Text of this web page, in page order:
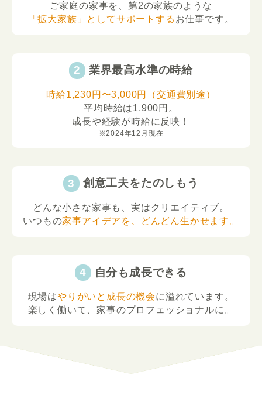
ご家庭の家事を、第2の家族のような
「拡大家族」としてサポートする お仕事です。
業界最高水準の時給
時給1,230円〜3,000円（交通費別途）
平均時給は1,900円。
成長や経験が時給に反映！
※2024年12月現在
創意工夫をたのしもう
どんな小さな家事も、実はクリエイティブ。
いつもの家事アイデアを、どんどん生かせます。
自分も成長できる
現場はやりがいと成長の機会に溢れています。
楽しく働いて、家事のプロフェッショナルに。